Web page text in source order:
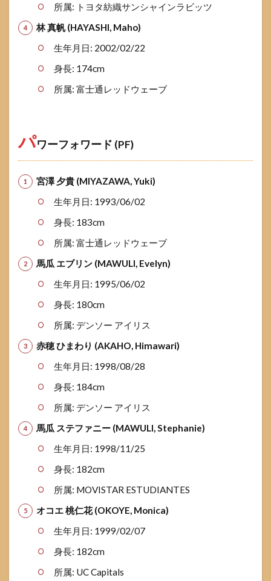
所属: トヨタ紡織サンシャインラビッツ
林 真帆 (HAYASHI, Maho)
生年月日: 2002/02/22
身長: 174cm
所属: 富士通レッドウェーブ
パワーフォワード (PF)
宮澤 夕貴 (MIYAZAWA, Yuki)
生年月日: 1993/06/02
身長: 183cm
所属: 富士通レッドウェーブ
馬瓜 エブリン (MAWULI, Evelyn)
生年月日: 1995/06/02
身長: 180cm
所属: デンソー アイリス
赤穂 ひまわり (AKAHO, Himawari)
生年月日: 1998/08/28
身長: 184cm
所属: デンソー アイリス
馬瓜 ステファニー (MAWULI, Stephanie)
生年月日: 1998/11/25
身長: 182cm
所属: MOVISTAR ESTUDIANTES
オコエ 桃仁花 (OKOYE, Monica)
生年月日: 1999/02/07
身長: 182cm
所属: UC Capitals